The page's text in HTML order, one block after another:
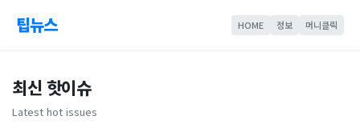
팁뉴스 HOME 정보 머니클릭
최신 핫이슈
Latest hot issues